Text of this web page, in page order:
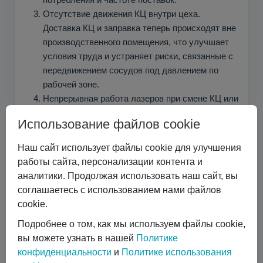
Отсутствие движения КЦ внутри цеха.
Доставка КЦ и заправка теперь происходят вне
производственного помещения, что улучшает
условия труда и устраняет риски, связанные с
передвижением сосудов под давлением по
рабочей зоне.
Непрерывная работа лазеров при смене КЦ или
с переключением между ними можно
резервуара без прерывания подачи газа. Это
обеспечивает бесперебойную работу
установок.
Недостатки:
Необходимость прокладки
трубопроводов. Чтобы доставить газ от
уличного источника к лазеру, нужно проложить
Использование файлов cookie
Наш сайт использует файлы cookie для улучшения
работы сайта, персонализации контента и
аналитики. Продолжая использовать наш сайт, вы
соглашаетесь с использованием нами файлов
cookie.
Подробнее о том, как мы используем файлы cookie,
вы можете узнать в нашей Политике
конфиденциальности и Политике использования